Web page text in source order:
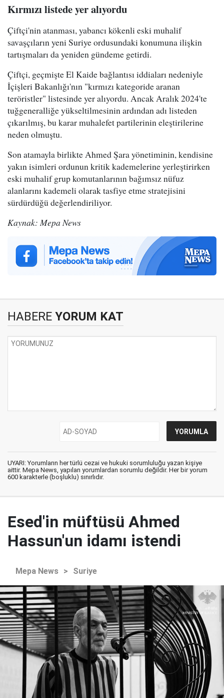
Kırmızı listede yer alıyordu
Çiftçi'nin atanması, yabancı kökenli eski muhalif
savaşçıların yeni Suriye ordusundaki konumuna ilişkin
tartışmaları da yeniden gündeme getirdi.
Çiftçi, geçmişte El Kaide bağlantısı iddiaları nedeniyle
İçişleri Bakanlığı'nın "kırmızı kategoride aranan
teröristler" listesinde yer alıyordu. Ancak Aralık 2024'te
tuğgeneralliğe yükseltilmesinin ardından adı listeden
çıkarılmış, bu karar muhalefet partilerinin eleştirilerine
neden olmuştu.
Son atamayla birlikte Ahmed Şara yönetiminin, kendisine
yakın isimleri ordunun kritik kademelerine yerleştirirken
eski muhalif grup komutanlarının bağımsız nüfuz
alanlarını kademeli olarak tasfiye etme stratejisini
sürdürdüğü değerlendiriliyor.
Kaynak: Mepa News
HABERE YORUM KAT
UYARI: Yorumların her türlü cezai ve hukuki sorumluluğu yazan kişiye
aittir. Mepa News, yapılan yorumlardan sorumlu değildir. Her bir yorum
600 karakterle (boşluklu) sınırlıdır.
Esed'in müftüsü Ahmed
Hassun'un idamı istendi
Mepa News > Suriye